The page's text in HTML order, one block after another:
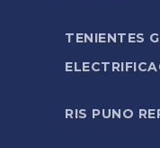
TENIENTES
RIS PUNO